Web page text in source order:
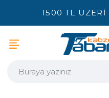
1500 TL ÜZERİ